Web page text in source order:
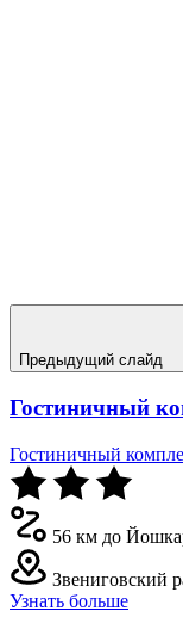
Предыдущий слайд
Гостиничный
Гостиничный
56 км до
Звениговский
Узнать больше